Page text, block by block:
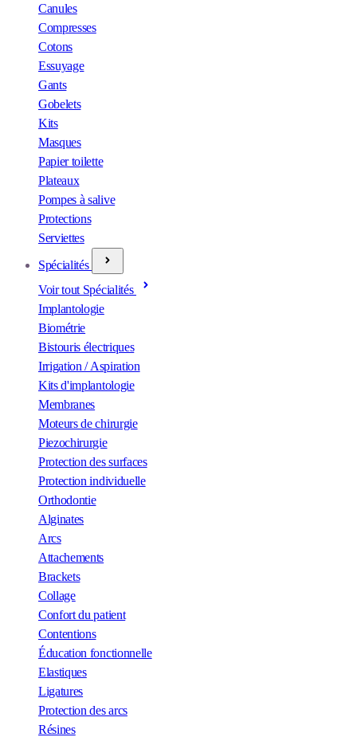
Canules
Compresses
Cotons
Essuyage
Gants
Gobelets
Kits
Masques
Papier toilette
Plateaux
Pompes à salive
Protections
Serviettes
Spécialités
Voir tout Spécialités
Implantologie
Biométrie
Bistouris électriques
Irrigation / Aspiration
Kits d'implantologie
Membranes
Moteurs de chirurgie
Piezochirurgie
Protection des surfaces
Protection individuelle
Orthodontie
Alginates
Arcs
Attachements
Brackets
Collage
Confort du patient
Contentions
Éducation fonctionnelle
Elastiques
Ligatures
Protection des arcs
Résines